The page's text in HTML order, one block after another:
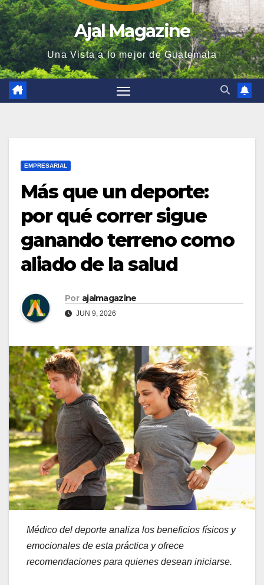
Ajal Magazine
Una Vista a lo mejor de Guatemala
EMPRESARIAL
Más que un deporte:
por qué correr sigue
ganando terreno como
aliado de la salud
Por ajalmagazine
JUN 9, 2026
Médico del deporte analiza los beneficios físicos y
emocionales de esta práctica y ofrece
recomendaciones para quienes desean iniciarse.